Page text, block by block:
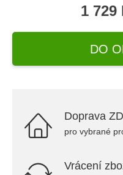
1 729
DO
Doprava
pro vybrané
Vrácení